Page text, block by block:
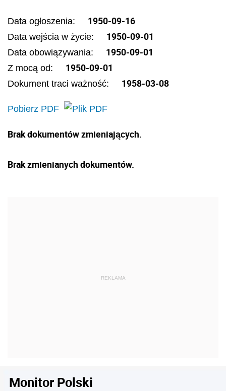
Data ogłoszenia: 1950-09-16
Data wejścia w życie: 1950-09-01
Data obowiązywania: 1950-09-01
Z mocą od: 1950-09-01
Dokument traci ważność: 1958-03-08
Pobierz PDF
Brak dokumentów zmieniających.
Brak zmienianych dokumentów.
Monitor Polski